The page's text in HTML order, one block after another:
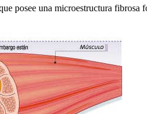
posee una microestructura